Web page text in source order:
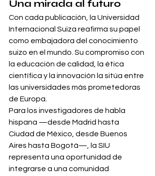
Una mirada al futuro
Con cada publicación, la Universidad
Internacional Suiza reafirma su papel
como embajadora del conocimiento
suizo en el mundo. Su compromiso con
la educación de calidad, la ética
científica y la innovación la sitúa entre
las universidades más prometedoras
de Europa.
Para los investigadores de habla
hispana —desde Madrid hasta
Ciudad de México, desde Buenos
Aires hasta Bogotá—, la SIU
representa una oportunidad de
integrarse a una comunidad